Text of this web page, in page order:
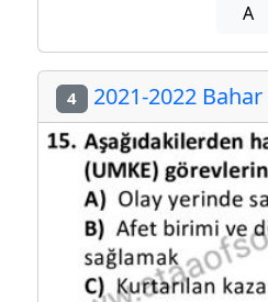
A
4 2021-2022 Bahar